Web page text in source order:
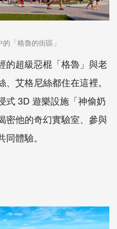
「格魯的街區」
的超級惡棍「格魯」與老
艾格尼絲都住在這裡。
式 3D 遊樂設施「神偷奶
密他的奇幻實驗室、參與
體驗。